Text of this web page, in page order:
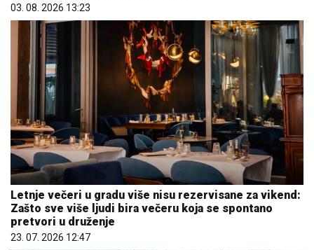
03. 08. 2026 13:23
Letnje večeri u gradu više nisu rezervisane za vikend:
Zašto sve više ljudi bira večeru koja se spontano
pretvori u druženje
23. 07. 2026 12:47